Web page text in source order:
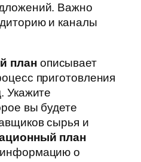
Важно
и каналы
планописывает
приготовления
Укажите
вы будете
сырья и
план
о